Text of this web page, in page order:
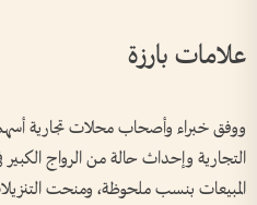
علامات بارزة
ووفق خبراء وأصحاب محلات تجارية
التجارية وإحداث حالة من الرواج
المبيعات بنسب ملحوظة، ومنحت